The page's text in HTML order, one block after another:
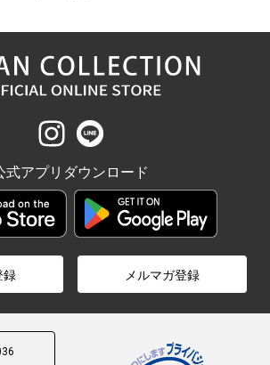
式アプリダウンロード
録 メルマガ登録